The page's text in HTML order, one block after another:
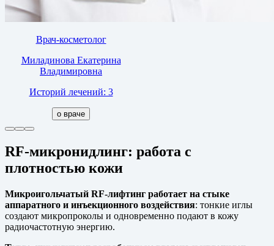
Врач-косметолог
Миладинова Екатерина
Владимировна
Историй лечений: 3
о враче
RF-микронидлинг: работа с
плотностью кожи
Микроигольчатый RF-лифтинг работает на стыке
аппаратного и инъекционного воздействия: тонкие иглы
создают микропроколы и одновременно подают в кожу
радиочастотную энергию.